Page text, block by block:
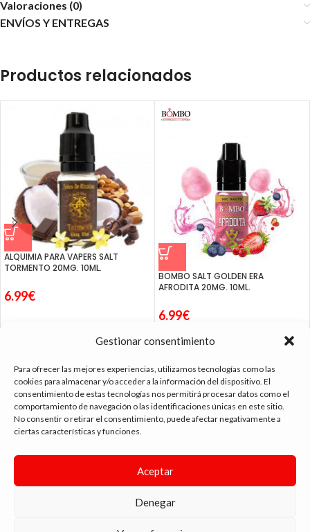
Gestionar consentimiento
Para ofrecer las mejores experiencias, utilizamos tecnologías como las
cookies para almacenar y/o acceder a la información del dispositivo. El
consentimiento de estas tecnologías nos permitirá procesar datos como el
comportamiento de navegación o las identificaciones únicas en este sitio.
No consentir o retirar el consentimiento, puede afectar negativamente a
ciertas características y funciones.
Aceptar
Denegar
Valoraciones (0)
ENVÍOS Y ENTREGAS
Productos relacionados
ALQUIMIA PARA VAPERS SALT
TORMENTO 20MG. 10ML.
6.99€
BOMBO SALT GOLDEN ERA
AFRODITA 20MG. 10ML.
6.99€
tienda vapeo málaga